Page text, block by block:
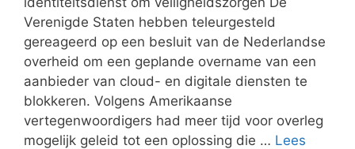
Verenigde Staten hebben teleurgesteld
gereageerd op een besluit van de Nederlandse
overheid om een geplande overname van een
aanbieder van cloud- en digitale diensten te
blokkeren. Volgens Amerikaanse
vertegenwoordigers had meer tijd voor overleg
mogelijk geleid tot een oplossing die … Lees